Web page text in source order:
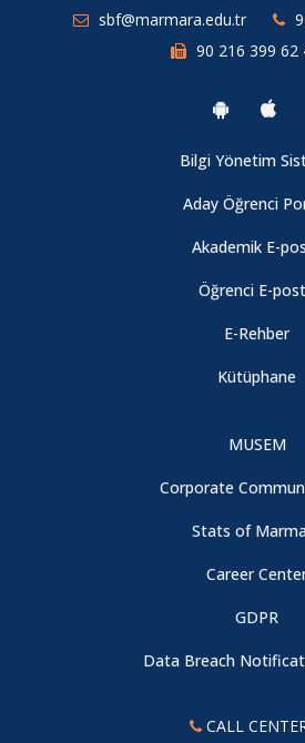
sbf@marmara.edu.tr
90 216 399 62
Bilgi Yönetim
Aday Öğrenci
Akademik E-
Öğrenci E-
E-Rehber
Kütüphane
MUSEM
Corporate
Stats of
Career
GDPR
Data Breach
CALL